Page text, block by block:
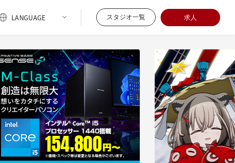
スタジオ一覧 求人